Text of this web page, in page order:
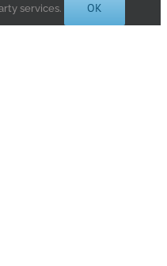
services. OK